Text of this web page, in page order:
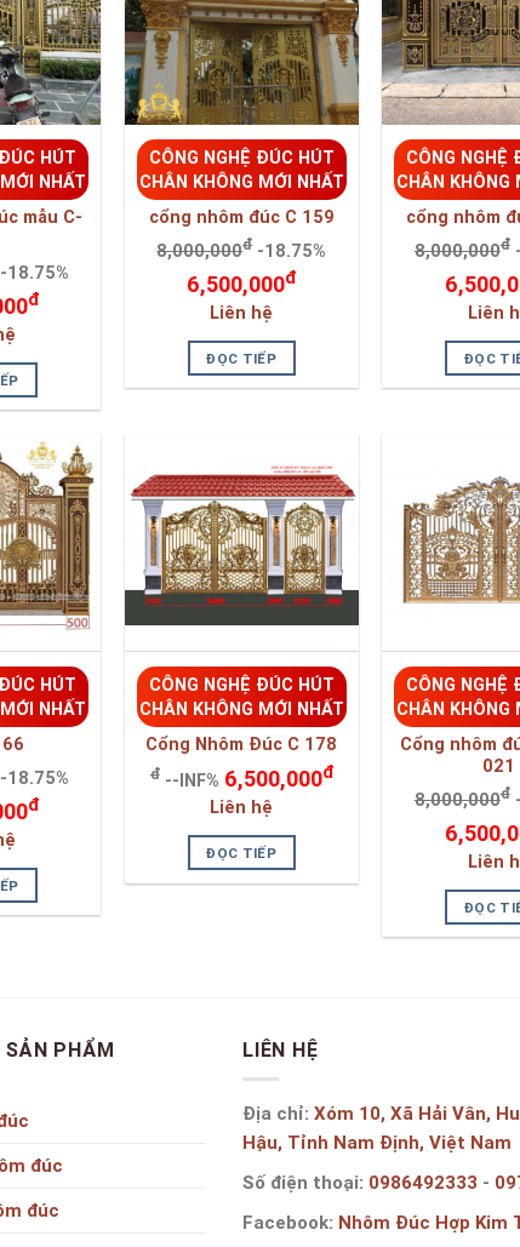
HÚT
NHẤT
mẫu C-
-18.75%
đ
CÔNG NGHỆ ĐÚC HÚT
CHÂN KHÔNG MỚI NHẤT
cổng nhôm đúc C 159
8,000,000đ -18.75%
6,500,000đ
Liên hệ
ĐỌC TIẾP
CÔNG NGHỆ
CHÂN KHÔNG
cổng nhôm
8,000,000đ
Liên
ĐỌC
HÚT
NHẤT
-18.75%
đ
CÔNG NGHỆ ĐÚC HÚT
CHÂN KHÔNG MỚI NHẤT
Cổng Nhôm Đúc C 178
đ --INF% 6,500,000đ
Liên hệ
ĐỌC TIẾP
CÔNG NGHỆ
CHÂN KHÔNG
Cổng nhôm
021
8,000,000đ
Liên
ĐỌC
SẢN PHẨM
đúc
đúc
LIÊN HỆ
Địa chỉ: Xóm 10, Xã Hải Vân,
Hậu, Tỉnh Nam Định, Việt Nam
Số điện thoại: 0986492333 -
Facebook: Nhôm Đúc Hợp Kim